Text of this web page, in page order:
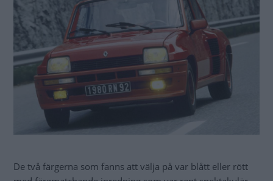
De två färgerna som fanns att välja på var blått eller rött